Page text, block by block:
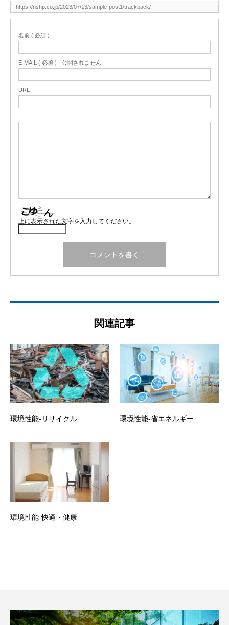
名前 ( 必須 )
E-MAIL ( 必須 ) - 公開されません -
URL
上に表示された文字を入力してください。
関連記事
環境性能-リサイクル 環境性能-省エネルギー
環境性能-快適・健康